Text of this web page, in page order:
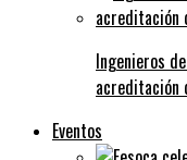
Ingenieros
acreditación
Eventos